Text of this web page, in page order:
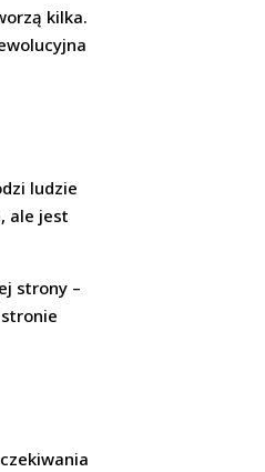
kilka.
ludzie
ale jest
strony –